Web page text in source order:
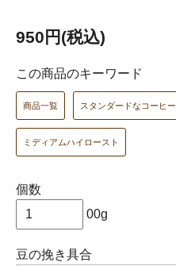
950円(税込)
この商品のキーワード
商品一覧 スタンダードなコーヒー
ミディアムハイロースト
個数
00g
豆の挽き具合